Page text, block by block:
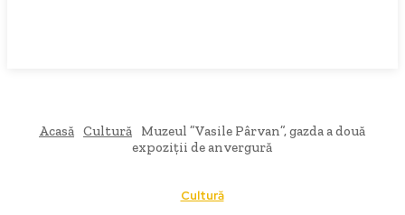
Acasă Cultură
Muzeul ”Vasile Pârvan”, gazda a două
expoziții de anvergură
Cultură